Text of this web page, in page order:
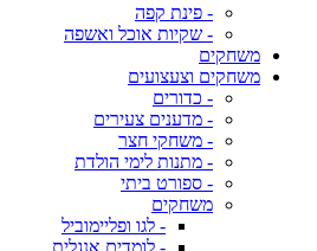
- פינת קפה
- שקיות אוכל ואשפה
משחקים
משחקים וצעצועים
- כדורים
- מדענים צעירים
- משחקי חצר
- מתנות לימי הולדת
- ספורט ביתי
משחקים
- לגו ופליימוביל
- לומדים אנגלית